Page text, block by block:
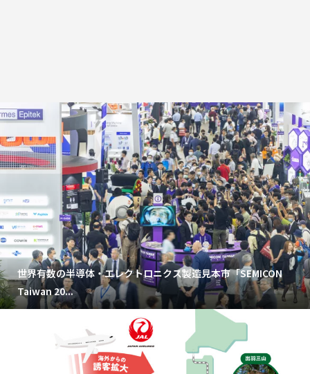
世界有数の半導体・エレクトロニクス製造見本市「SEMICON
Taiwan 20...